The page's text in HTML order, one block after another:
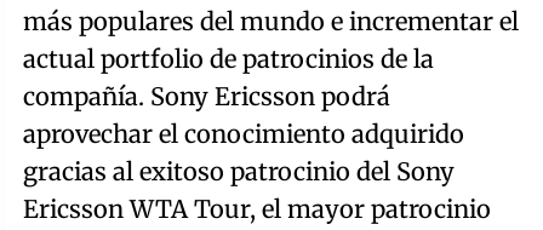
más populares del mundo e incrementar el
actual portfolio de patrocinios de la
compañía. Sony Ericsson podrá
aprovechar el conocimiento adquirido
gracias al exitoso patrocinio del Sony
Ericsson WTA Tour, el mayor patrocinio